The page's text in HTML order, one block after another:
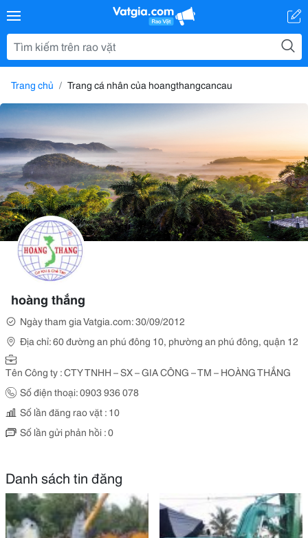
Trang chủ Trang cá nhân của hoangthangcancau
hoàng thắng
Ngày tham gia Vatgia.com: 30/09/2012
Địa chỉ: 60 đường an phú đông 10, phường an phú đông, quận 12
Tên Công ty : CTY TNHH – SX – GIA CÔNG – TM – HOÀNG THẮNG
Số điện thoại: 0903 936 078
Số lần đăng rao vặt : 10
Số lần gửi phản hồi : 0
Danh sách tin đăng